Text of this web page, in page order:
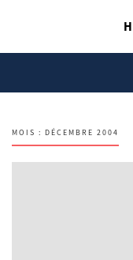
MOIS : DÉCEMBRE 2004